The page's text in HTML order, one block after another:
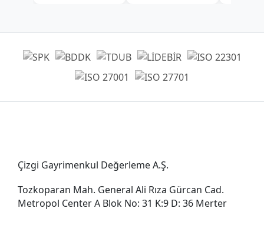
Çizgi Gayrimenkul Değerleme A.Ş.
Tozkoparan Mah. General Ali Rıza Gürcan Cad.
Metropol Center A Blok No: 31 K:9 D: 36 Merter